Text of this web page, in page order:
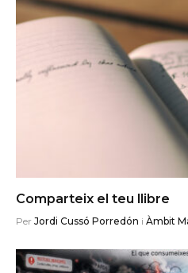
Comparteix el teu llibre
Per Jordi Cussó Porredón i Àmbit